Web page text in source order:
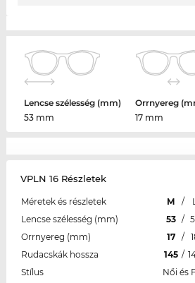
Lencse szélesség (mm)
53 mm
Orrnyereg
17 mm
VPLN 16 Részletek
Méretek és részletek M /
L
Lencse szélesség (mm)
53 /
Orrnyereg (mm)
17 /
Rudacskák hossza
145 /
Stílus
Női és